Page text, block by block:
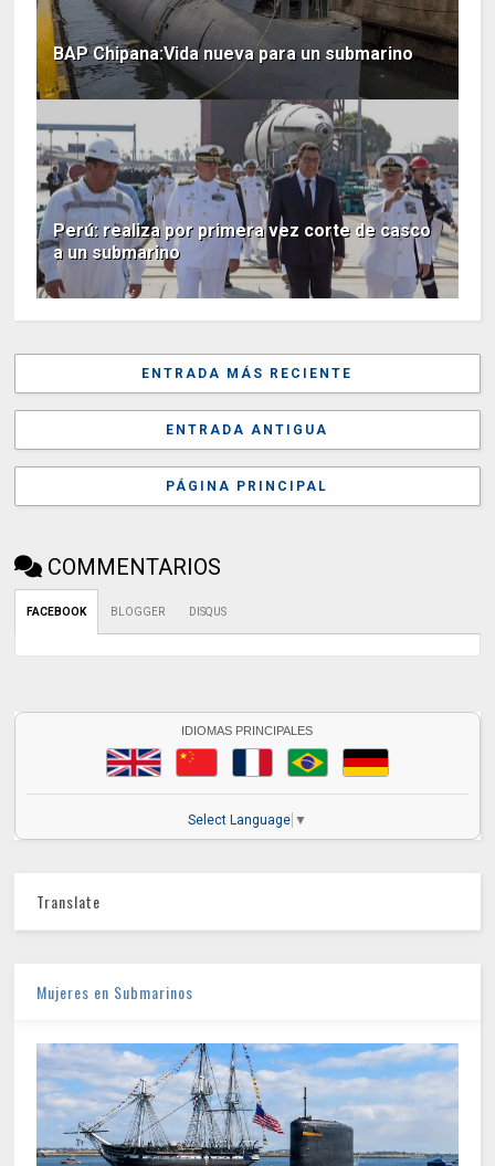
BAP Chipana:Vida nueva para un submarino
Perú: realiza por primera vez corte de casco
a un submarino
ENTRADA MÁS RECIENTE
ENTRADA ANTIGUA
PÁGINA PRINCIPAL
COMMENTARIOS
FACEBOOK BLOGGER DISQUS
IDIOMAS PRINCIPALES
Select Language ▼
Translate
Mujeres en Submarinos